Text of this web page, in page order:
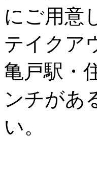
にご用意
テイクア
亀戸駅・
ンチがあ
い。